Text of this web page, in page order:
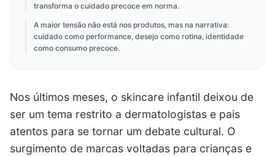
transforma o cuidado precoce em norma.
A maior tensão não está nos produtos, mas na narrativa:
cuidado como performance, desejo como rotina, identidade
como consumo precoce.
Nos últimos meses, o skincare infantil deixou de
ser um tema restrito a dermatologistas e pais
atentos para se tornar um debate cultural. O
surgimento de marcas voltadas para crianças e